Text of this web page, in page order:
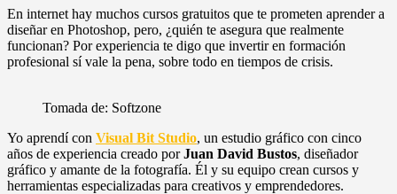
En internet hay muchos cursos gratuitos que te prometen aprender a
diseñar en Photoshop, pero, ¿quién te asegura que realmente
funcionan? Por experiencia te digo que invertir en formación
profesional sí vale la pena, sobre todo en tiempos de crisis.
Tomada de: Softzone
Yo aprendí con Visual Bit Studio, un estudio gráfico con cinco
años de experiencia creado porJuan David Bustos, diseñador
gráfico y amante de la fotografía. Él y su equipo crean cursos y
herramientas especializadas para creativos y emprendedores.